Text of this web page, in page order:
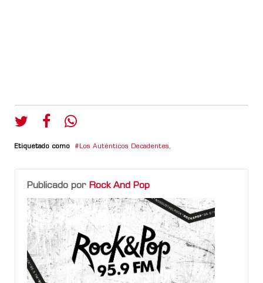
Etiquetado como Los Auténticos Decadentes,
Publicado por Rock And Pop